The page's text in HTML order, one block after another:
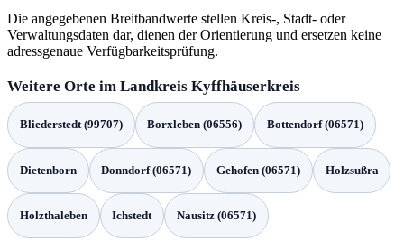
Die angegebenen Breitbandwerte stellen Kreis-, Stadt- oder
Verwaltungsdaten dar, dienen der Orientierung und ersetzen keine
adressgenaue Verfügbarkeitsprüfung.
Weitere Orte im Landkreis Kyffhäuserkreis
Bliederstedt (99707) Borxleben (06556) Bottendorf (06571)
Dietenborn Donndorf (06571) Gehofen (06571) Holzsußra
Holzthaleben Ichstedt Nausitz (06571)